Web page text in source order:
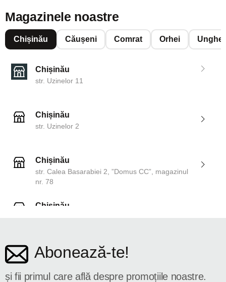
Magazinele noastre
Chișinău Căușeni Comrat Orhei
Chișinău
str. Uzinelor 11
Chișinău
str. Uzinelor 2
Chișinău
str. Calea Basarabiei 2, ”Domus CC”, magazinul
nr. 78
Chișinău
Abonează-te!
și fii primul care află despre promoțiile noastre.